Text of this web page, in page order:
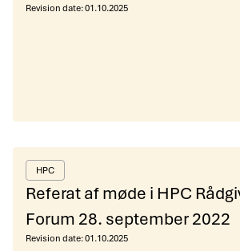
Revision date:01.10.2025
HPC
Referat af møde i HPC
Forum 28. september 2022
Revision date:01.10.2025